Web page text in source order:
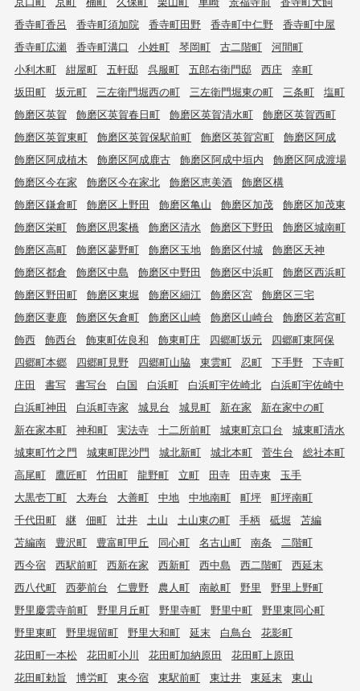
香寺町香呂
香寺町須加院 香寺町田野 香寺町中仁野
香寺町中屋
香寺町広瀬
香寺町溝口 小姓町 琴岡町 古二階町
河間町
小利木町
紺屋町 五軒邸 呉服町 五郎右衛門邸 西庄
幸町
坂田町
坂元町 三左衛門堀西の町 三左衛門堀東の町 三条町
塩町
飾磨区英賀
飾磨区英賀春日町 飾磨区英賀清水町
飾磨区英賀西町
飾磨区英賀東町
飾磨区英賀保駅前町 飾磨区英賀宮町
飾磨区阿成
飾磨区阿成植木
飾磨区阿成鹿古 飾磨区阿成中垣内
飾磨区阿成渡場
飾磨区今在家
飾磨区今在家北 飾磨区恵美酒
飾磨区構
飾磨区鎌倉町
飾磨区上野田 飾磨区亀山 飾磨区加茂
飾磨区加茂東
飾磨区栄町
飾磨区思案橋 飾磨区清水 飾磨区下野田
飾磨区城南町
飾磨区高町
飾磨区蓼野町 飾磨区玉地 飾磨区付城
飾磨区天神
飾磨区都倉
飾磨区中島 飾磨区中野田 飾磨区中浜町
飾磨区西浜町
飾磨区野田町
飾磨区東堀 飾磨区細江 飾磨区宮
飾磨区三宅
飾磨区妻鹿
飾磨区矢倉町 飾磨区山崎 飾磨区山崎台
飾磨区若宮町
飾西
飾西台 飾東町佐良和 飾東町庄 四郷町坂元
四郷町東阿保
四郷町本郷
四郷町見野 四郷町山脇 東雲町 忍町 下手野
下寺町
庄田
書写 書写台 白国 白浜町 白浜町宇佐崎北
白浜町宇佐崎中
白浜町神田
白浜町寺家 城見台 城見町 新在家
新在家中の町
新在家本町
神和町 実法寺 十二所前町 城東町京口台
城東町清水
城東町竹之門
城東町毘沙門 城北新町 城北本町 菅生台
総社本町
高尾町
鷹匠町 竹田町 龍野町 立町 田寺 田寺東
玉手
大黒壱丁町
大寿台 大善町 中地 中地南町 町坪
町坪南町
千代田町
継 佃町 辻井 土山 土山東の町 手柄 砥堀
苫編
苫編南
豊沢町 豊富町甲丘 同心町 名古山町 南条
二階町
西今宿
西駅前町 西新在家 西新町 西中島 西二階町
西延末
西八代町
西夢前台 仁豊野 農人町 南畝町 野里
野里上野町
野里慶雲寺前町
野里月丘町 野里寺町 野里中町
野里東同心町
野里東町
野里堀留町 野里大和町 延末 白鳥台
花影町
花田町一本松
花田町小川 花田町加納原田
花田町上原田
花田町勅旨
博労町 東今宿 東駅前町 東辻井 東延末
東山